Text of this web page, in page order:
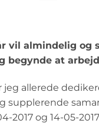
vil almindelig og
begynde at
jeg allerede
supplerende
2017 og 14-05-